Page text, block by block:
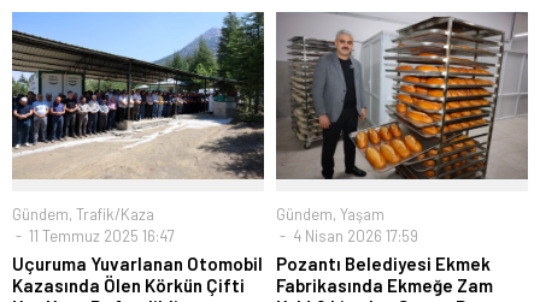
Gündem, Trafik/Kaza
11 Temmuz 2025 16:47
Uçuruma Yuvarlanan Otomobil
Kazasında Ölen Körkün Çifti
Gündem, Yaşam
4 Nisan 2026 17:59
Pozantı Belediyesi Ekmek
Fabrikasında Ekmeğe Zam